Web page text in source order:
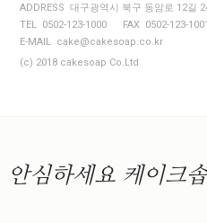
ADDRESS 대구광역시 북구 동암로 12길
TEL 0502-123-1000
FAX 0502-123-1001
E-MAIL cake@cakesoap.co.kr
(c) 2018 cakesoap Co.Ltd
안심하세요 케이크솝